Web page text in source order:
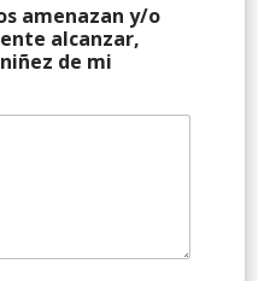
amenazan y/o
alcanzar,
de mi